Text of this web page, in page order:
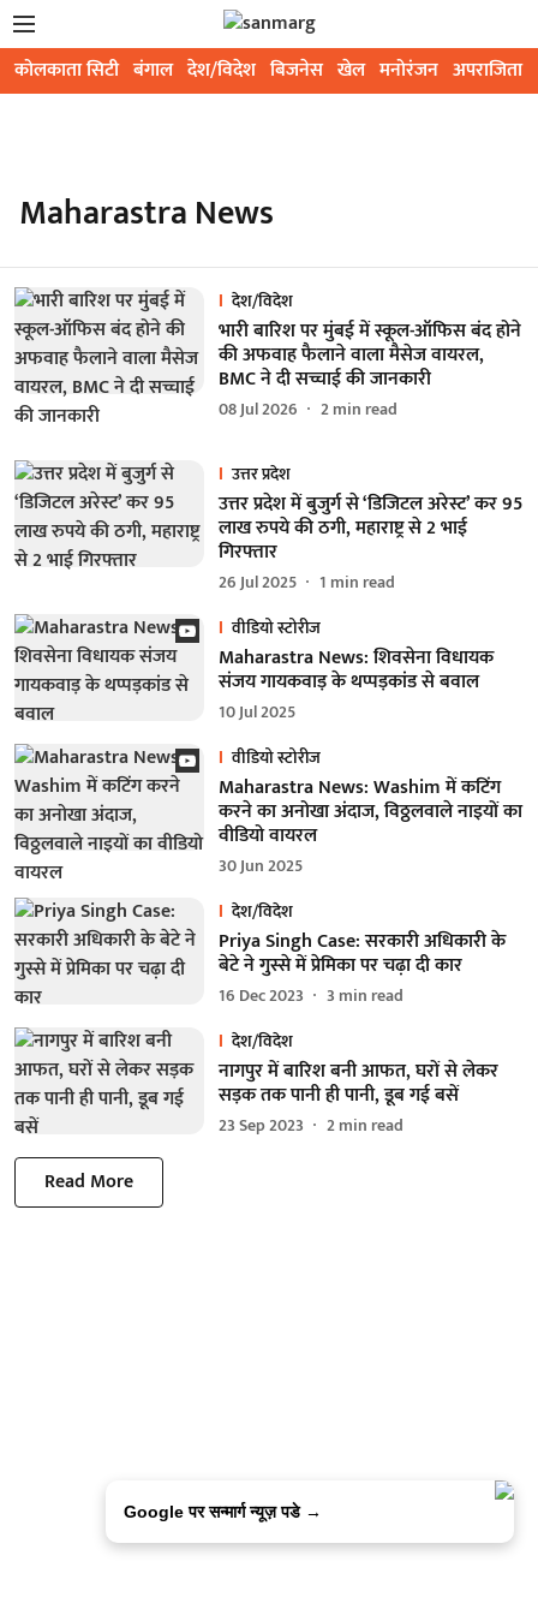
कोलकाता सिटी बंगाल देश/विदेश बिजनेस खेल मनोरंजन अपराजिता
Maharastra News
देश/विदेश
भारी बारिश पर मुंबई में स्कूल-ऑफिस बंद होने
की अफवाह फैलाने वाला मैसेज वायरल,
BMC ने दी सच्चाई की जानकारी
08 Jul 2026 2min read
उत्तर प्रदेश
उत्तर प्रदेश में बुजुर्ग से ‘डिजिटल अरेस्ट’ कर 95
लाख रुपये की ठगी, महाराष्ट्र से 2 भाई
गिरफ्तार
26 Jul 2025 1 min read
वीडियो स्टोरीज
Maharastra News: शिवसेना विधायक
संजय गायकवाड़ के थप्पड़कांड से बवाल
10 Jul 2025
वीडियो स्टोरीज
Maharastra News: Washim में कटिंग
करने का अनोखा अंदाज, विठ्ठलवाले नाइयों का
वीडियो वायरल
30 Jun 2025
देश/विदेश
Priya Singh Case: सरकारी अधिकारी के
बेटे ने गुस्से में प्रेमिका पर चढ़ा दी कार
16 Dec 2023 3 min read
देश/विदेश
नागपुर में बारिश बनी आफत, घरों से लेकर
सड़क तक पानी ही पानी, डूब गई बसें
23 Sep 2023 2min read
Read More
Google पर सन्मार्ग न्यूज़ पडे →